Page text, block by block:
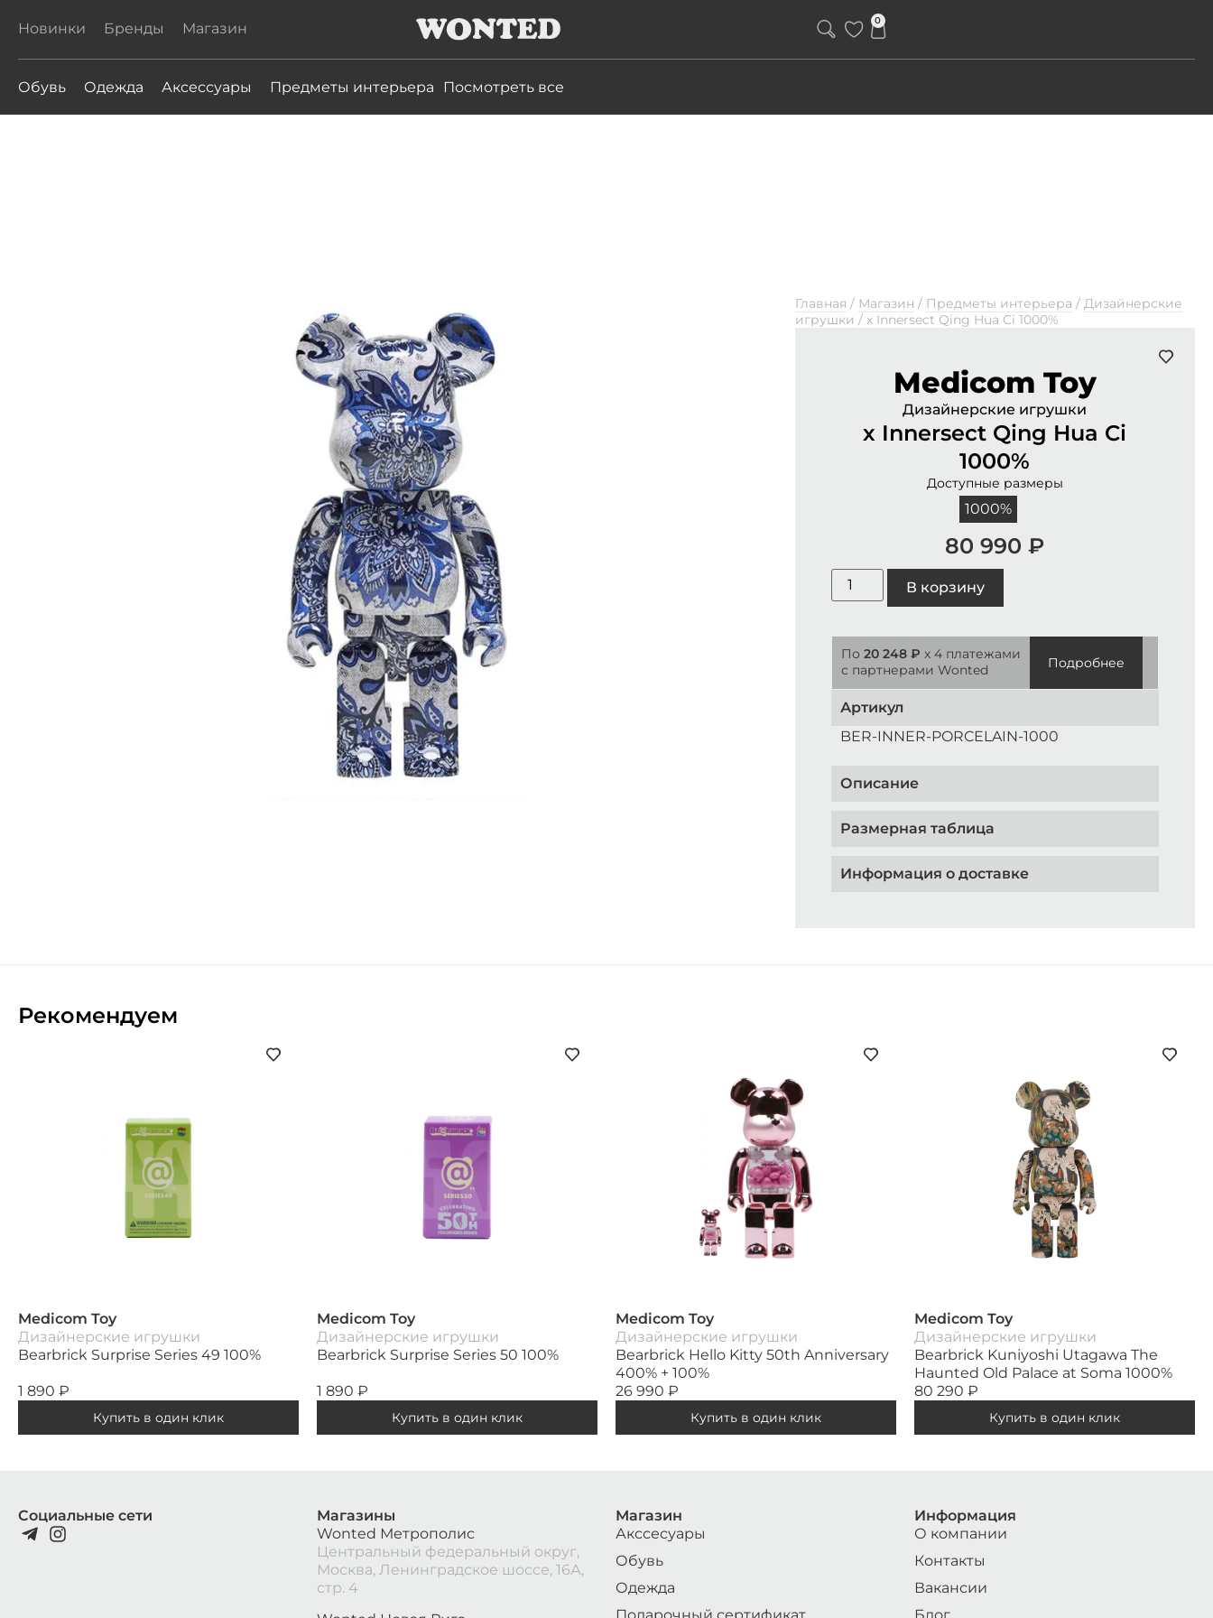
Новинки Бренды Магазин 0
Обувь Одежда Аксессуары Предметы интерьера Посмотреть все
Главная / Магазин / Предметы интерьера / Дизайнерские
игрушки / х Innersect Qing Hua Ci 1000%
Medicom Toy
Дизайнерские игрушки
х Innersect Qing Hua Ci
1000%
Доступные размеры
1000%
80 990₽
В корзину
По 20 248 ₽ x 4 платежами
с партнерами Wonted
Подробнее
Артикул
BER-INNER-PORCELAIN-1000
Описание
Размерная таблица
Информация о доставке
Рекомендуем
Medicom Toy
Дизайнерские игрушки
Bearbrick Surprise Series 49 100%
1 890 ₽
Купить в один клик
Medicom Toy
Дизайнерские игрушки
Bearbrick Surprise Series 50 100%
1 890 ₽
Купить в один клик
Medicom Toy
Дизайнерские игрушки
Bearbrick Hello Kitty 50th Anniversary
400% + 100%
26 990 ₽
Купить в один клик
Medicom Toy
Дизайнерские игрушки
Bearbrick Kuniyoshi Utagawa The
Haunted Old Palace at Soma 1000%
80 290 ₽
Купить в один клик
Социальные сети
Магазины
Wonted Метрополис
Центральный федеральный округ,
Москва, Ленинградское шоссе, 16А,
стр. 4
Магазин
Акссесуары
Обувь
Одежда
Подарочный сертификат
Информация
О компании
Контакты
Вакансии
Блог